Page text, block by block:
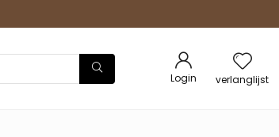
Login verlanglijst